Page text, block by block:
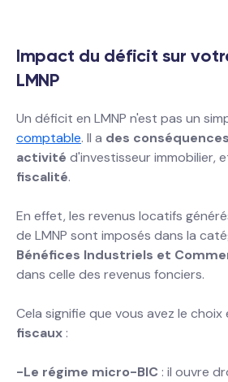
Impact du déficit sur
LMNP
Un déficit en LMNP n'est pas un
comptable. Il a des
activité d'investisseur immobilier,
fiscalité.
En effet, les revenus locatifs
de LMNP sont imposés dans la
Bénéfices Industriels et
dans celle des revenus fonciers.
Cela signifie que vous avez le choix
fiscaux :
-Le régime micro-BIC : il ouvre